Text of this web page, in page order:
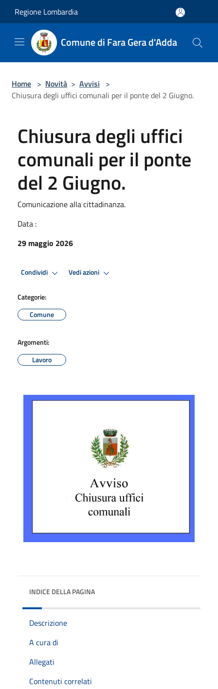
Regione Lombardia
Comune di Fara Gera d'Adda
Home > Novità > Avvisi >
Chiusura degli uffici comunali per il ponte del 2 Giugno.
Chiusura degli uffici
comunali per il ponte
del 2 Giugno.
Comunicazione alla cittadinanza.
Data :
29 maggio 2026
Condividi Vedi azioni
Categorie:
Comune
Argomenti:
Lavoro
INDICE DELLA PAGINA
Descrizione
A cura di
Allegati
Contenuti correlati